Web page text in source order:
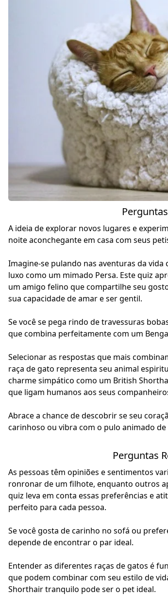
A ideia de explorar novos lugares e
noite aconchegante em casa com seus
Imagine-se pulando nas aventuras da
luxo como um mimado Persa. Este quiz
um amigo felino que compartilhe seu
sua capacidade de amar e ser gentil.
Se você se pega rindo de travessuras
que combina perfeitamente com um
Selecionar as respostas que mais
raça de gato representa seu animal
charme simpático como um British
que ligam humanos aos seus
Abrace a chance de descobrir se seu
carinhoso ou vibra com o pulo animado
Perguntas
As pessoas têm opiniões e sentimentos
ronronar de um filhote, enquanto outros
quiz leva em conta essas preferências e
perfeito para cada pessoa.
Se você gosta de carinho no sofá ou
depende de encontrar o par ideal.
Entender as diferentes raças de gatos é
que podem combinar com seu estilo de
Shorthair tranquilo pode ser o pet ideal.